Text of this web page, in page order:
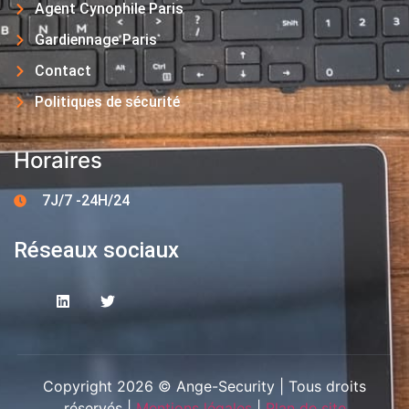
Agent Cynophile Paris
Gardiennage Paris
Contact
Politiques de sécurité
Horaires
7J/7 -24H/24
Réseaux sociaux
Copyright 2026 © Ange-Security | Tous droits